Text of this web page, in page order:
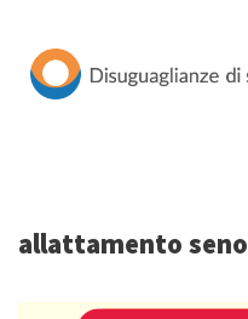
Vai
allattamento seno